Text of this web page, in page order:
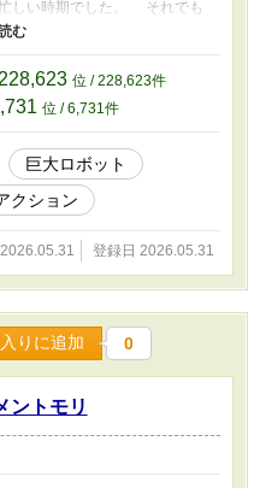
しい時期でした。 それでも
しかったと言うことは、ま
228,623 位 / 228,623件
位 / 6,731件
巨大ロボット
クション
登録日 2026.05.31
りに追加 0
ントモリ